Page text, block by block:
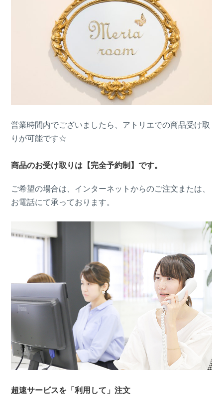
営業時間内でございましたら、アトリエでの商品受け取
りが可能です☆
商品のお受け取りは【完全予約制】です。
ご希望の場合は、インターネットからのご注文または、
お電話にて承っております。
超速サービスを「利用して」注文